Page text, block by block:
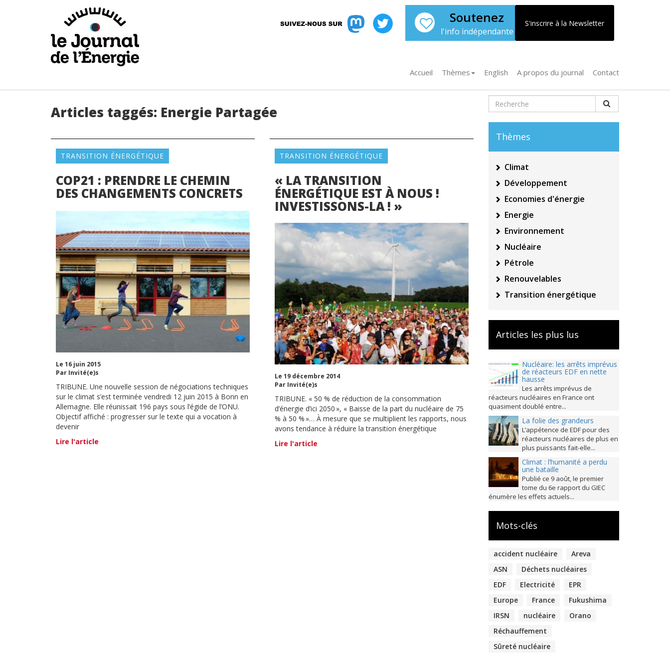
S'inscrire à la Newsletter
Soutenez
l'info indépendante
Accueil Thèmes English A propos du journal Contact
Articles taggés: Energie Partagée
COP21 : PRENDRE LE CHEMIN
DES CHANGEMENTS CONCRETS
Le 16 juin 2015
Par Invité(e)s
TRIBUNE. Une nouvelle session de négociations techniques
sur le climat s’est terminée vendredi 12 juin 2015 à Bonn en
Allemagne. Elle réunissait 196 pays sous l’égide de l’ONU.
Objectif affiché : progresser sur le texte qui a vocation à
devenir
Lire l'article
TRANSITION ÉNERGÉTIQUE
« LA TRANSITION
ÉNERGÉTIQUE EST À NOUS !
INVESTISSONS-LA ! »
Le 19 décembre 2014
Par Invité(e)s
TRIBUNE. « 50 % de réduction de la consommation
d’énergie d’ici 2050 », « Baisse de la part du nucléaire de 75
% à 50 % »… À mesure que se multiplient les rapports, nous
avons tendance à réduire la transition énergétique
Lire l'article
TRANSITION ÉNERGÉTIQUE
Thèmes
Climat
Développement
Economies d'énergie
Energie
Environnement
Nucléaire
Pétrole
Renouvelables
Transition énergétique
Articles les plus lus
Nucléaire: les arrêts imprévus
de réacteurs EDF en nette
hausse
Les arrêts imprévus de
réacteurs nucléaires en France ont
quasiment doublé entre...
La folie des grandeurs
L’appétence de EDF pour des
réacteurs nucléaires de plus en
plus puissants fait-elle...
Climat : l’humanité a perdu
une bataille
Publié ce 9 août, le premier
tome du 6e rapport du GIEC
énumère les effets actuels...
Mots-clés
accident nucléaire
Areva
ASN
Déchets nucléaires
EDF
Electricité
EPR
Europe
France
Fukushima
IRSN
nucléaire
Orano
Réchauffement
Sûreté nucléaire